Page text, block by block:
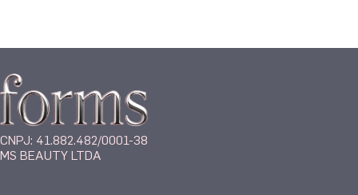
CNPJ: 41.882.482/0001-38
MS BEAUTY LTDA